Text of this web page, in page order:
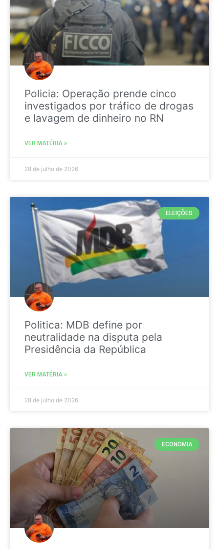
Policia: Operação prende cinco
investigados por tráfico de drogas
e lavagem de dinheiro no RN
VER MATÉRIA »
28 de julho de 2026
ELEIÇÕES
Politica: MDB define por
neutralidade na disputa pela
Presidência da República
VER MATÉRIA »
28 de julho de 2026
ECONOMIA